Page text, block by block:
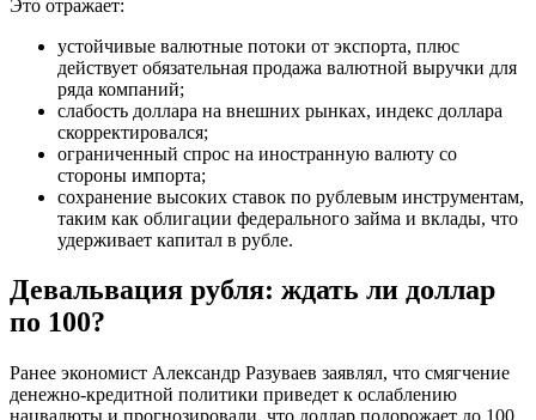
Это отражает:
устойчивые валютные потоки от экспорта, плюс
действует обязательная продажа валютной выручки для
ряда компаний;
слабость доллара на внешних рынках, индекс доллара
скорректировался;
ограниченный спрос на иностранную валюту со
стороны импорта;
сохранение высоких ставок по рублевым инструментам,
таким как облигации федерального займа и вклады, что
удерживает капитал в рубле.
Девальвация рубля: ждать ли доллар
по 100?
Ранее экономист Александр Разуваев заявлял, что смягчение
денежно-кредитной политики приведет к ослаблению